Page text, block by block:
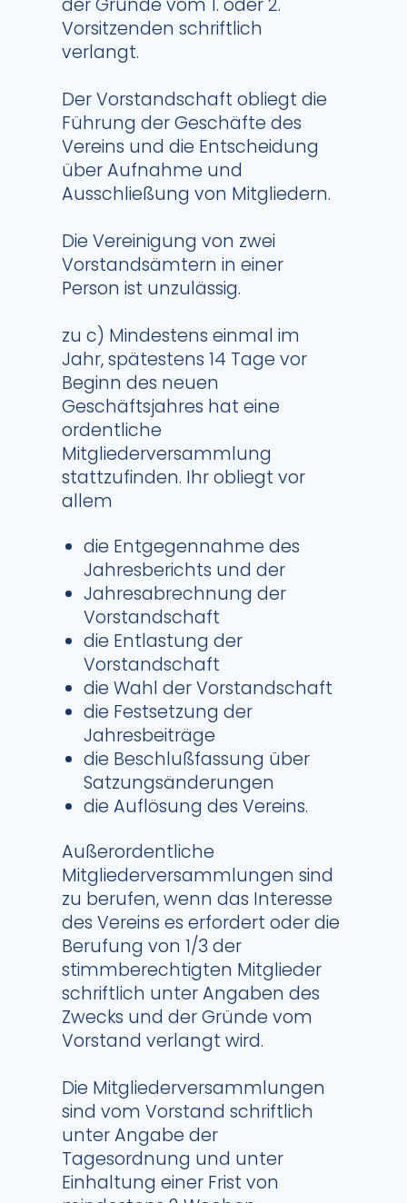
der Gründe vom 1. oder 2.
Vorsitzenden schriftlich
verlangt.
Der Vorstandschaft obliegt die
Führung der Geschäfte des
Vereins und die Entscheidung
über Aufnahme und
Ausschließung von Mitgliedern.
Die Vereinigung von zwei
Vorstandsämtern in einer
Person ist unzulässig.
zu c) Mindestens einmal im
Jahr, spätestens 14 Tage vor
Beginn des neuen
Geschäftsjahres hat eine
ordentliche
Mitgliederversammlung
stattzufinden. Ihr obliegt vor
allem
die Entgegennahme des
Jahresberichts und der
Jahresabrechnung der
Vorstandschaft
die Entlastung der
Vorstandschaft
die Wahl der Vorstandschaft
die Festsetzung der
Jahresbeiträge
die Beschlußfassung über
Satzungsänderungen
die Auflösung des Vereins.
Außerordentliche
Mitgliederversammlungen sind
zu berufen, wenn das Interesse
des Vereins es erfordert oder die
Berufung von 1/3 der
stimmberechtigten Mitglieder
schriftlich unter Angaben des
Zwecks und der Gründe vom
Vorstand verlangt wird.
Die Mitgliederversammlungen
sind vom Vorstand schriftlich
unter Angabe der
Tagesordnung und unter
Einhaltung einer Frist von